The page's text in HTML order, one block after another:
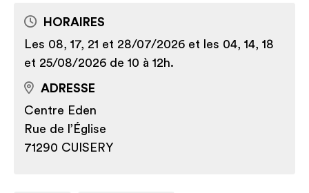
HORAIRES
Les 08, 17, 21 et 28/07/2026 et les 04, 14, 18
et 25/08/2026 de 10 à 12h.
ADRESSE
Centre Eden
Rue de l’Église
71290 CUISERY